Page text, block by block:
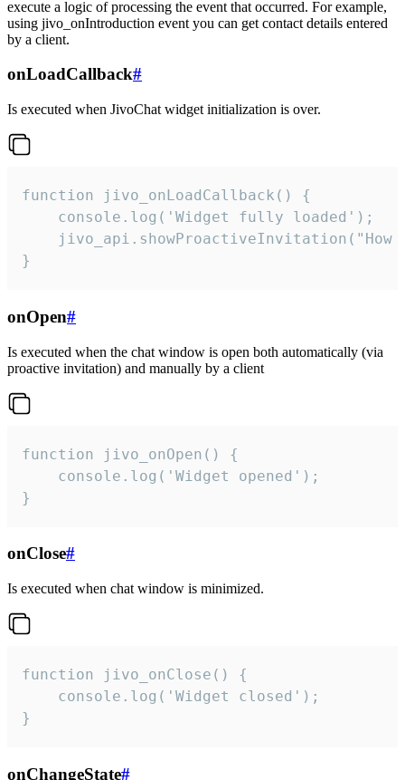
execute a logic of processing the event that occurred. For example,
using jivo_onIntroduction event you can get contact details entered
by a client.
onLoadCallback#
Is executed when JivoChat widget initialization is over.
function jivo_onLoadCallback() {
    console.log('Widget fully loaded');
jivo_api.showProactiveInvitation("How
}
onOpen#
Is executed when the chat window is open both automatically (via
proactive invitation) and manually by a client
function jivo_onOpen() {
    console.log('Widget opened');
}
onClose#
Is executed when chat window is minimized.
function jivo_onClose() {
    console.log('Widget closed');
}
onChangeState#